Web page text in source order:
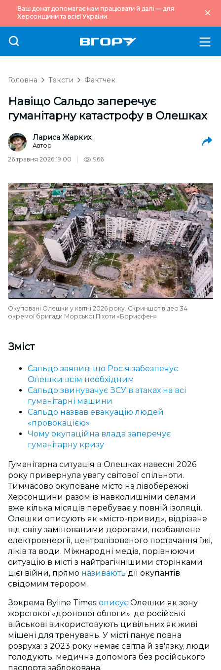
Ваш донат допомагає нам працювати й далі — для
Херсонщини та всієї України.
Головна Тексти Фактчек
Навіщо Сальдо заперечує
гуманітарну катастрофу в Олешках
Лариса Жарких
Автор
26 травня 2026 19:00
966
Окуповані Олешки у квітні 2026 року. Скриншот відео 34
окремої бригади Морської Піхоти «Борисфен»
Зміст
Сальдо заявив, що Росія забезпечує
Олешки всім необхідним
Сальдо звинувачує ЗСУ в атаках на всі
гуманітарні машини
Сальдо назвав евакуацію людей
«провокацією»
Чому окупаційна влада заперечує
гуманітарну кризу
Гуманітарна ситуація в Олешках навесні 2026
року привернула увагу світової спільноти.
Тимчасово окуповане місто на лівобережжі
Херсонщини разом із навколишніми селами
вже кілька місяців перебуває у повній ізоляції.
Олешки описують як «місто-привид», відрізане
від світу замінованими дорогами, позбавлене
електроенергії, централізованого постачання їжі,
ліків та води. Міжнародні медіа, порівнюючи
ситуацію в місті з найтрагічнішими сторінками
цієї війни, прямо називають дії окупантів
свідомим терором.
Зокрема Byline Times описує Олешки як зону
жорстокої «дронової облоги», де російські
військові використовують цивільних як живі
мішені для тренувань. У місті панує повна
розруха: з 2023 року немає світла й зв'язку, люди
голодують, медична допомога без російського
паспорта заблокована.